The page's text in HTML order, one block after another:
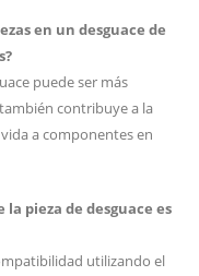
en un desguace de
puede ser más
contribuye a la
a componentes en
pieza de desguace es
utilizando el